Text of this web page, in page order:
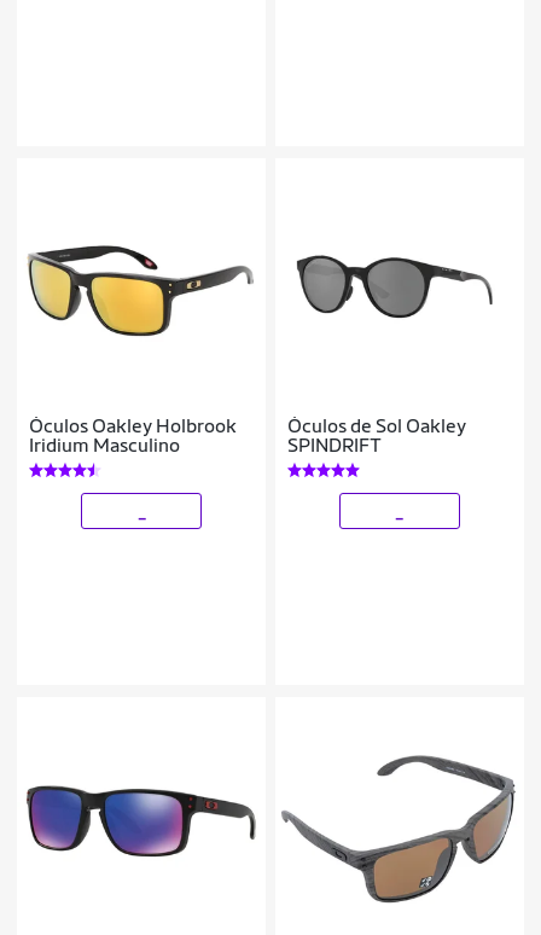
Óculos Oakley Holbrook
Iridium Masculino
Óculos de Sol Oakley
SPINDRIFT